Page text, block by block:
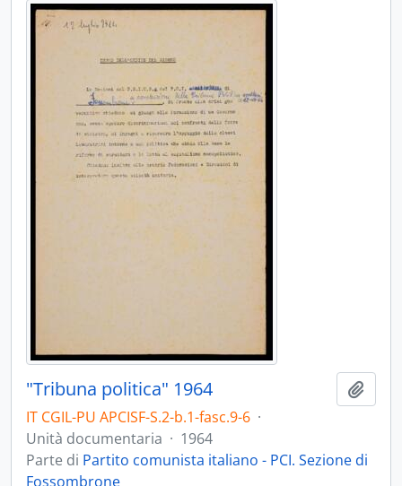
"Tribuna politica" 1964
IT CGIL-PU APCISF-S.2-b.1-fasc.9-6 ·
Unità documentaria · 1964
Parte di Partito comunista italiano - PCI. Sezione di
Fossombrone